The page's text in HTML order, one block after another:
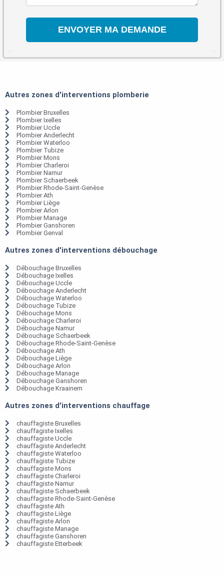
Autres zones d'interventions plomberie
Plombier Bruxelles
Plombier Ixelles
Plombier Uccle
Plombier Anderlecht
Plombier Waterloo
Plombier Tubize
Plombier Mons
Plombier Charleroi
Plombier Namur
Plombier Schaerbeek
Plombier Rhode-Saint-Genèse
Plombier Ath
Plombier Liège
Plombier Arlon
Plombier Manage
Plombier Ganshoren
Plombier Genval
Autres zones d'interventions débouchage
Débouchage Bruxelles
Débouchage Ixelles
Débouchage Uccle
Débouchage Anderlecht
Débouchage Waterloo
Débouchage Tubize
Débouchage Mons
Débouchage Charleroi
Débouchage Namur
Débouchage Schaerbeek
Débouchage Rhode-Saint-Genèse
Débouchage Ath
Débouchage Liège
Débouchage Arlon
Débouchage Manage
Débouchage Ganshoren
Débouchage Kraainem
Autres zones d'interventions chauffage
chauffagiste Bruxelles
chauffagiste Ixelles
chauffagiste Uccle
chauffagiste Anderlecht
chauffagiste Waterloo
chauffagiste Tubize
chauffagiste Mons
chauffagiste Charleroi
chauffagiste Namur
chauffagiste Schaerbeek
chauffagiste Rhode-Saint-Genèse
chauffagiste Ath
chauffagiste Liège
chauffagiste Arlon
chauffagiste Manage
chauffagiste Ganshoren
chauffagiste Etterbeek